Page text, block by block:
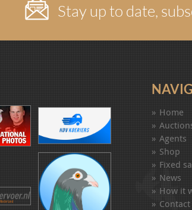
Stay up to date,
Home
Agents
Shop
Fixed
News
How it
Contact